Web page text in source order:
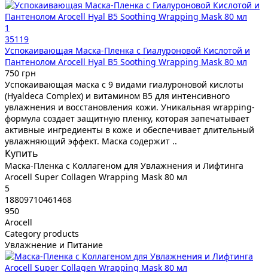
1
35119
Успокаивающая Маска-Пленка с Гиалуроновой Кислотой и
Пантенолом Arocell Hyal B5 Soothing Wrapping Mask 80 мл
750 грн
Успокаивающая маска с 9 видами гиалуроновой кислоты
(Hyaldeca Complex) и витамином B5 для интенсивного
увлажнения и восстановления кожи. Уникальная wrapping-
формула создает защитную пленку, которая запечатывает
активные ингредиенты в коже и обеспечивает длительный
увлажняющий эффект. Маска содержит ..
Купить
Маска-Пленка с Коллагеном для Увлажнения и Лифтинга
Arocell Super Collagen Wrapping Mask 80 мл
5
18809710461468
950
Arocell
Category products
Увлажнение и Питание